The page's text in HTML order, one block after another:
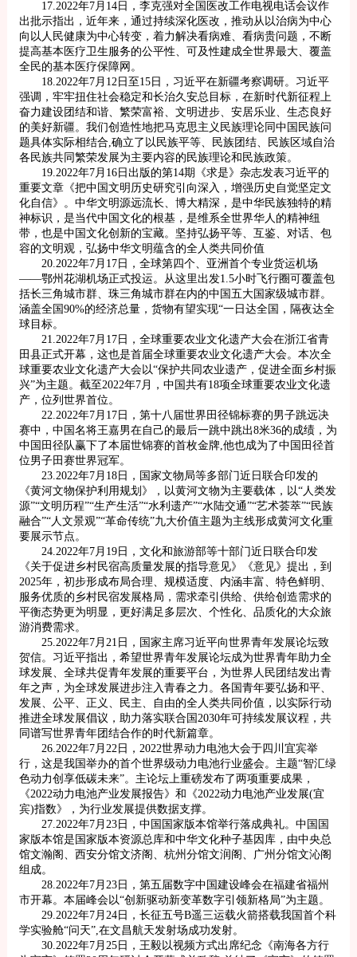
17.2022年7月14日，李克强对全国医改工作电视电话会议作
出批示指出，近年来，通过持续深化医改，推动从以治病为中心
向以人民健康为中心转变，着力解决看病难、看病贵问题，不断
提高基本医疗卫生服务的公平性、可及性建成全世界最大、覆盖
全民的基本医疗保障网。
18.2022年7月12日至15日，习近平在新疆考察调研。习近平
强调，牢牢扭住社会稳定和长治久安总目标，在新时代新征程上
奋力建设团结和谐、繁荣富裕、文明进步、安居乐业、生态良好
的美好新疆。我们创造性地把马克思主义民族理论同中国民族问
题具体实际相结合,确立了以民族平等、民族团结、民族区域自治
各民族共同繁荣发展为主要内容的民族理论和民族政策。
19.2022年7月16日出版的第14期《求是》杂志发表习近平的
重要文章《把中国文明历史研究引向深入，增强历史自觉坚定文
化自信》。中华文明源远流长、博大精深，是中华民族独特的精
神标识，是当代中国文化的根基，是维系全世界华人的精神纽
带，也是中国文化创新的宝藏。坚持弘扬平等、互鉴、对话、包
容的文明观，弘扬中华文明蕴含的全人类共同价值
20.2022年7月17日，全球第四个、亚洲首个专业货运机场
——鄂州花湖机场正式投运。从这里出发1.5小时飞行圈可覆盖包
括长三角城市群、珠三角城市群在内的中国五大国家级城市群。
涵盖全国90%的经济总量，货物有望实现“一日达全国，隔夜达全
球目标。
21.2022年7月17日，全球重要农业文化遗产大会在浙江省青
田县正式开幕，这也是首届全球重要农业文化遗产大会。本次全
球重要农业文化遗产大会以“保护共同农业遗产，促进全面乡村振
兴”为主题。截至2022年7月，中国共有18项全球重要农业文化遗
产，位列世界首位。
22.2022年7月17日，第十八届世界田径锦标赛的男子跳远决
赛中，中国名将王嘉男在自己的最后一跳中跳出8米36的成绩，为
中国田径队赢下了本届世锦赛的首枚金牌,他也成为了中国田径首
位男子田赛世界冠军。
23.2022年7月18日，国家文物局等多部门近日联合印发的
《黄河文物保护利用规划》，以黄河文物为主要载体，以“人类发
源”“文明历程”“生产生活”“水利遗产”“水陆交通”“艺术荟萃”“民族
融合”“人文景观”“革命传统”九大价值主题为主线形成黄河文化重
要展示节点。
24.2022年7月19日，文化和旅游部等十部门近日联合印发
《关于促进乡村民宿高质量发展的指导意见》《意见》提出，到
2025年，初步形成布局合理、规模适度、内涵丰富、特色鲜明、
服务优质的乡村民宿发展格局，需求牵引供给、供给创造需求的
平衡态势更为明显，更好满足多层次、个性化、品质化的大众旅
游消费需求。
25.2022年7月21日，国家主席习近平向世界青年发展论坛致
贺信。习近平指出，希望世界青年发展论坛成为世界青年助力全
球发展、全球共促青年发展的重要平台，为世界人民团结发出青
年之声，为全球发展进步注入青春之力。各国青年要弘扬和平、
发展、公平、正义、民主、自由的全人类共同价值，以实际行动
推进全球发展倡议，助力落实联合国2030年可持续发展议程，共
同谱写世界青年团结合作的时代新篇章。
26.2022年7月22日，2022世界动力电池大会于四川宜宾举
行，这是我国举办的首个世界级动力电池行业盛会。主题“智汇绿
色动力创享低碳未来”。主论坛上重磅发布了两项重要成果，
《2022动力电池产业发展报告》和《2022动力电池产业发展(宜
宾)指数》，为行业发展提供数据支撑。
27.2022年7月23日，中国国家版本馆举行落成典礼。中国国
家版本馆是国家版本资源总库和中华文化种子基因库，由中央总
馆文瀚阁、西安分馆文济阁、杭州分馆文润阁、广州分馆文沁阁
组成。
28.2022年7月23日，第五届数字中国建设峰会在福建省福州
市开幕。本届峰会以“创新驱动新变革数字引领新格局”为主题。
29.2022年7月24日，长征五号B遥三运载火箭搭载我国首个科
学实验舱“问天”,在文昌航天发射场成功发射。
30.2022年7月25日，王毅以视频方式出席纪念《南海各方行